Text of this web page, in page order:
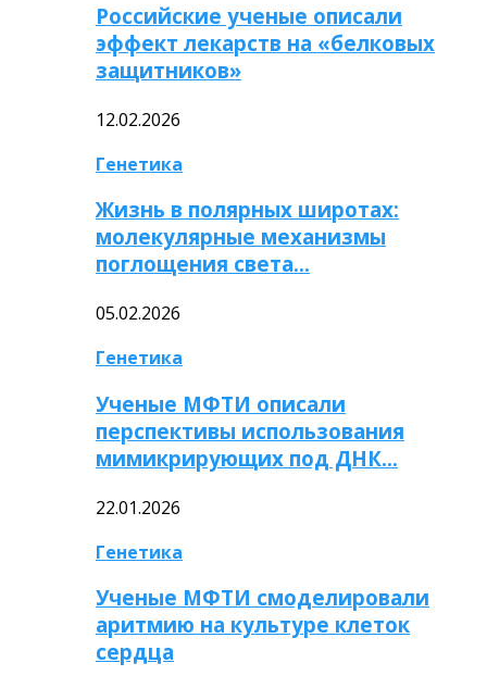
Российские ученые описали
эффект лекарств на «белковых
защитников»
12.02.2026
Генетика
Жизнь в полярных широтах:
молекулярные механизмы
поглощения света…
05.02.2026
Генетика
Ученые МФТИ описали
перспективы использования
мимикрирующих под ДНК…
22.01.2026
Генетика
Ученые МФТИ смоделировали
аритмию на культуре клеток
сердца